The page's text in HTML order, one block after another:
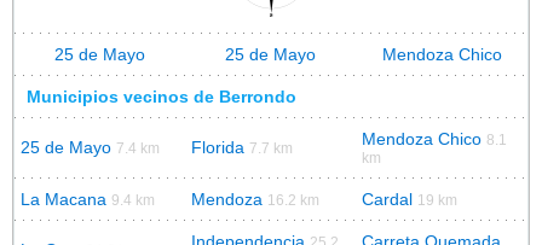
25 de Mayo 25 de Mayo Mendoza Chico
Municipios vecinos de Berrondo
25 de Mayo 7.4 km Florida 7.7 km Mendoza Chico 8.1
km
La Macana 9.4 km Mendoza 16.2 km Cardal 19 km
25.2